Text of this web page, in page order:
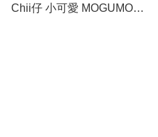
Chii仔 小可愛 MOGUMOGU